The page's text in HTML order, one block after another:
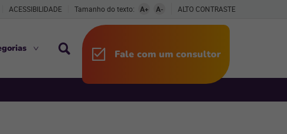
ACESSIBILIDADE Tamanho do texto: A+ A- ALTO CONTRASTE
Fale com um consultor